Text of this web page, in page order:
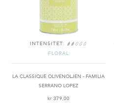
INTENSITET:
FLORAL
LA CLASSIQUE OLIVENOLJEN - FAMILIA
SERRANO LOPEZ
kr 379,00